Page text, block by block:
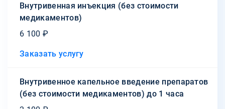
Внутривенная инъекция (без стоимости
медикаментов)
6 100 ₽
Заказать услугу
Внутривенное капельное введение препаратов
(без стоимости медикаментов) до 1 часа